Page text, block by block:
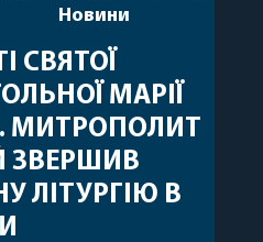
Новини
СВЯТОЇ
МАРІЇ
МИТРОПОЛИТ
ЗВЕРШИВ
ЛІТУРГІЮ В